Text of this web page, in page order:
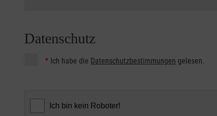
Datenschutz
* Ich habe die Datenschutzbestimmungen gelesen.